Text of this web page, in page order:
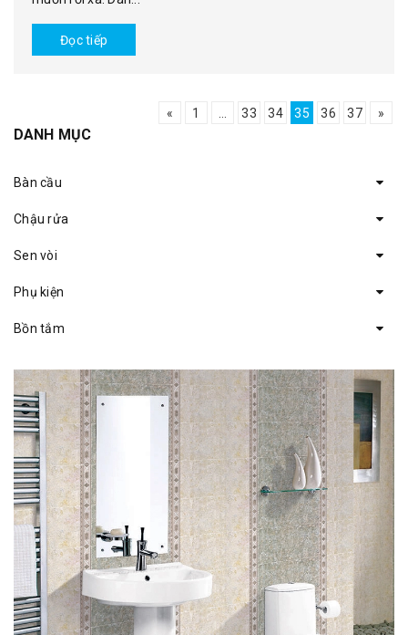
Đọc tiếp
« 1 33 34 35 36 37 »
DANH MỤC
Bàn cầu
Chậu rửa
Sen vòi
Phụ kiện
Bồn tắm